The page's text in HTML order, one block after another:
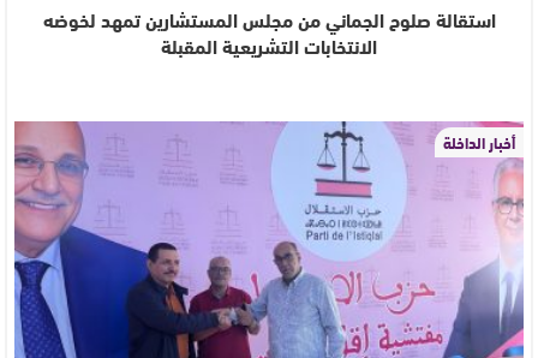
استقالة صلوح الجماني من مجلس المستشارين تمهد لخوضه
الانتخابات التشريعية المقبلة
أخبار الداخلة